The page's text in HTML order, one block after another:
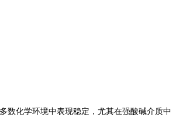
化学环境中表现稳定，尤其在强酸碱介质中